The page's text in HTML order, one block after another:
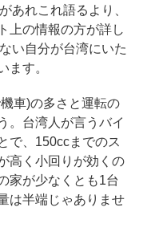
あれこれ語るより、
上の情報の方が詳し
い自分が台湾にいた
ます。
車)の多さと運転の
。台湾人が言うバイ
で、150ccまでのス
高く小回りが効くの
家が少なくとも1台
は半端じゃありませ